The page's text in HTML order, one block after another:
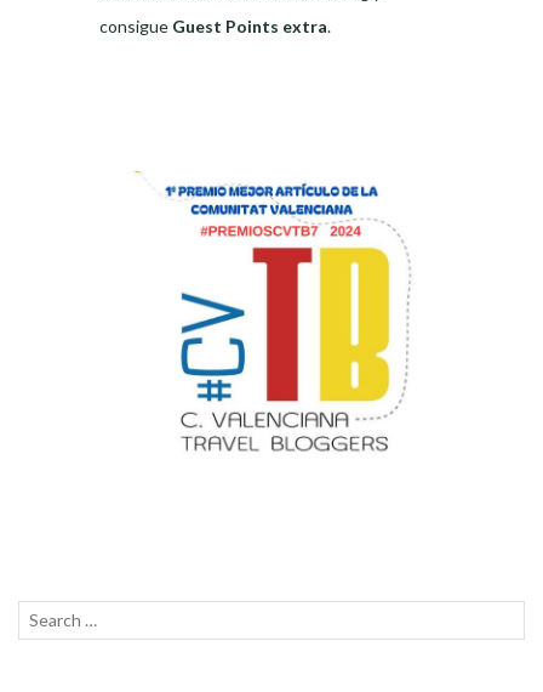
consigue Guest Points extra.
Search